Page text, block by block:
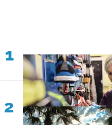
1
2